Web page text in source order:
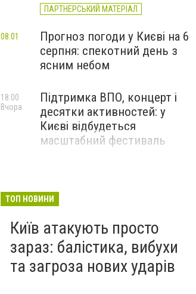
ПАРТНЕРСЬКИЙ МАТЕРІАЛ
Прогноз погоди у Києві на 6
серпня: спекотний день з
ясним небом
08:01
Підтримка ВПО, концерт і
десятки активностей: у
Києві відбудеться
масштабний фестиваль
18:00
Вчора
ТОП НОВИНИ
Київ атакують просто
зараз: балістика, вибухи
та загроза нових ударів